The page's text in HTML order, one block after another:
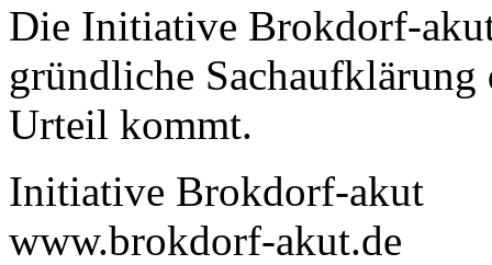
Die Initiative Brokdorf-
gründliche
Urteil kommt.
Initiative Brokdorf-akut
www.brokdorf-akut.de